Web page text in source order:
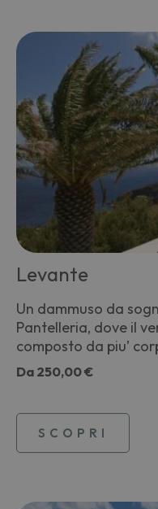
Levante
Un dammuso da
Pantelleria, dove il
composto da piu’
Da 250,00 €
SCOPRI